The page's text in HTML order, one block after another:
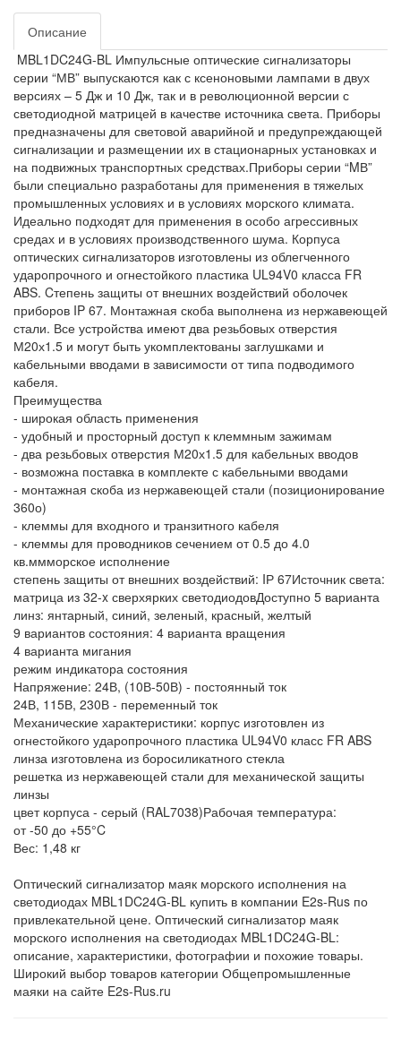
Описание
MBL1DC24G-BL Импульсные оптические сигнализаторы
серии “МВ” выпускаются как с ксеноновыми лампами в двух
версиях – 5 Дж и 10 Дж, так и в революционной версии с
светодиодной матрицей в качестве источника света. Приборы
предназначены для световой аварийной и предупреждающей
сигнализации и размещении их в стационарных установках и
на подвижных транспортных средствах.Приборы серии “MВ”
были специально разработаны для применения в тяжелых
промышленных условиях и в условиях морского климата.
Идеально подходят для применения в особо агрессивных
средах и в условиях производственного шума. Корпуса
оптических сигнализаторов изготовлены из облегченного
ударопрочного и огнестойкого пластика UL94V0 класса FR
ABS. Cтепень защиты от внешних воздействий оболочек
приборов IP 67. Монтажная скоба выполнена из нержавеющей
стали. Все устройства имеют два резьбовых отверстия
М20х1.5 и могут быть укомплектованы заглушками и
кабельными вводами в зависимости от типа подводимого
кабеля.
Преимущества
- широкая область применения
- удобный и просторный доступ к клеммным зажимам
- два резьбовых отверстия М20х1.5 для кабельных вводов
- возможна поставка в комплекте с кабельными вводами
- монтажная скоба из нержавеющей стали (позиционирование
360о)
- клеммы для входного и транзитного кабеля
- клеммы для проводников сечением от 0.5 до 4.0
кв.ммморское исполнение
степень защиты от внешних воздействий: IР 67Источник света:
матрица из 32-x сверхярких светодиодовДоступно 5 варианта
линз: янтарный, синий, зеленый, красный, желтый
9 вариантов состояния: 4 варианта вращения
4 варианта мигания
режим индикатора состояния
Напряжение: 24В, (10В-50В) - постоянный ток
24В, 115В, 230В - переменный ток
Механические характеристики: корпус изготовлен из
огнестойкого ударопрочного пластика UL94V0 класс FR ABS
линза изготовлена из боросиликатного стекла
решетка из нержавеющей стали для механической защиты
линзы
цвет корпуса - серый (RAL7038)Рабочая температура:
от -50 до +55°C
Вес: 1,48 кг
Оптический сигнализатор маяк морского исполнения на
светодиодах MBL1DC24G-BL купить в компании E2s-Rus по
привлекательной цене. Оптический сигнализатор маяк
морского исполнения на светодиодах MBL1DC24G-BL:
описание, характеристики, фотографии и похожие товары.
Широкий выбор товаров категории Общепромышленные
маяки на сайте E2s-Rus.ru